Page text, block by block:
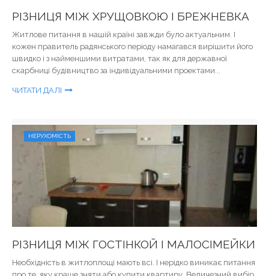
РІЗНИЦЯ МІЖ ХРУЩОВКОЮ І БРЕЖНЕВКА
Житлове питання в нашій країні завжди було актуальним. І
кожен правитель радянського періоду намагався вирішити його
швидко і з найменшими витратами, так як для державної
скарбниці будівництво за індивідуальними проектами...
ЧИТАТИ ДАЛІ
НЕРУХОМІСТЬ
РІЗНИЦЯ МІЖ ГОСТІНКОЙ І МАЛОСІМЕЙКИ
Необхідність в житлоплощі мають всі. І нерідко виникає питання